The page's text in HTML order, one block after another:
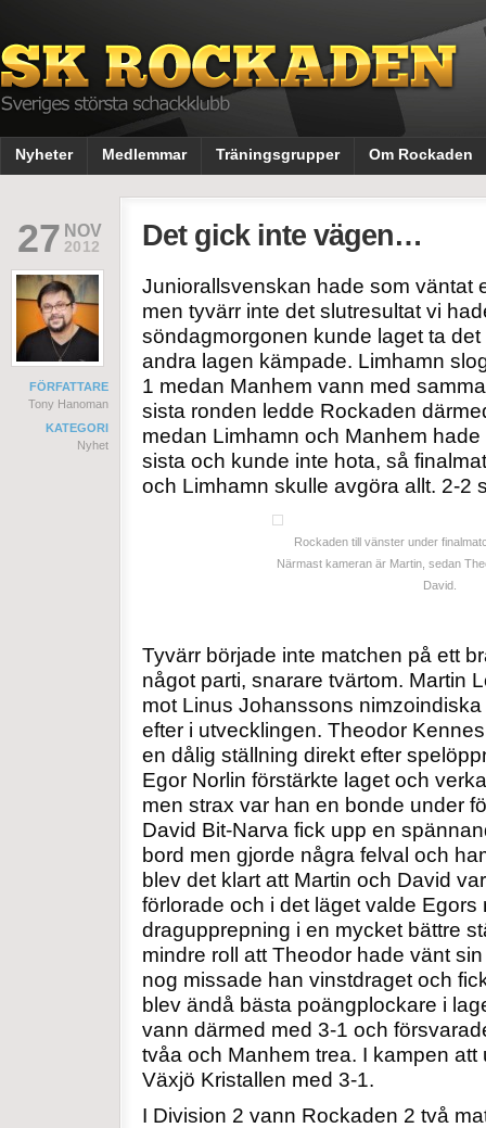
Nyheter Medlemmar Träningsgrupper Om Rockaden
27 NOV
2012
FÖRFATTARE
Tony Hanoman
KATEGORI
Nyhet
Det gick inte vägen…
Juniorallsvenskan hade som väntat
men tyvärr inte det slutresultat vi
söndagmorgonen kunde laget ta
andra lagen kämpade. Limhamn
1 medan Manhem vann med
sista ronden ledde Rockaden
medan Limhamn och Manhem
sista och kunde inte hota, så
och Limhamn skulle avgöra allt. 2-2
Rockaden till vänster under
Närmast kameran är Martin, sedan
David.
Tyvärr började inte matchen på ett
något parti, snarare tvärtom. Martin
mot Linus Johanssons
efter i utvecklingen. Theodor
en dålig ställning direkt efter
Egor Norlin förstärkte laget och
men strax var han en bonde under
David Bit-Narva fick upp en
bord men gjorde några felval och
blev det klart att Martin och David
förlorade och i det läget valde Egors
dragupprepning i en mycket bättre
mindre roll att Theodor hade vänt
nog missade han vinstdraget och
blev ändå bästa poängplockare i
vann därmed med 3-1 och
tvåa och Manhem trea. I kampen
Växjö Kristallen med 3-1.
I Division 2 vann Rockaden 2 två